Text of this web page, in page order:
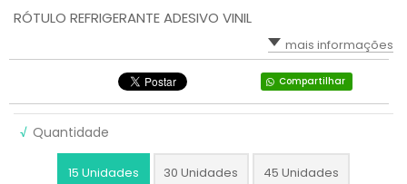
RÓTULO REFRIGERANTE ADESIVO VINIL
mais informações
Compartilhar
√ Quantidade
15 Unidades 30 Unidades 45 Unidades